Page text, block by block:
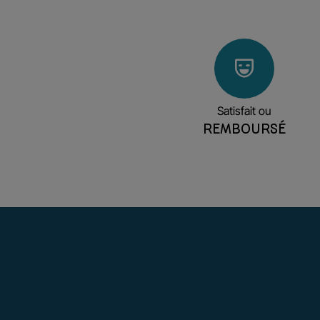
Satisfait ou
REMBOURSÉ